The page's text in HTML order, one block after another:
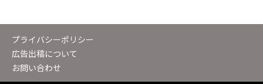
プライバシーポリシー
広告出稿について
お問い合わせ